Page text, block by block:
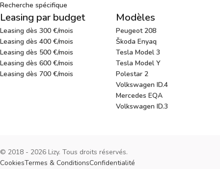
Recherche spécifique
Leasing par budget
Leasing dès 300 €/mois
Leasing dès 400 €/mois
Leasing dès 500 €/mois
Leasing dès 600 €/mois
Leasing dès 700 €/mois
Modèles
Peugeot 208
Škoda Enyaq
Tesla Model 3
Tesla Model Y
Polestar 2
Volkswagen ID.4
Mercedes EQA
Volkswagen ID.3
© 2018 - 2026 Lizy. Tous droits réservés.
CookiesTermes & ConditionsConfidentialité